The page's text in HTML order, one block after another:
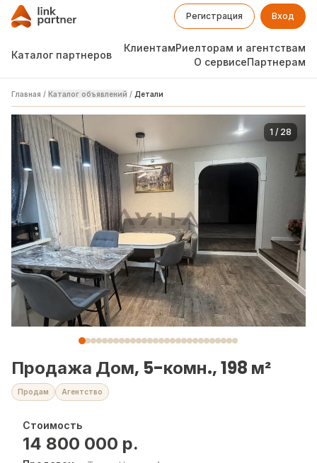
Регистрация Вход
Каталог партнеров
КлиентамРиелторам и агентствам
О сервисеПартнерам
Главная / Каталог объявлений / Детали
1 / 28
Продажа Дом, 5-комн., 198 м²
Продам Агентство
Стоимость
14 800 000 р.